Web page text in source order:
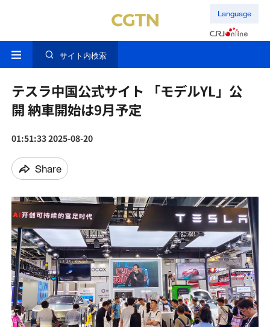
Language
サイト内検索
テスラ中国公式サイト 「モデルYL」公
開 納車開始は9月予定
01:51:33 2025-08-20
Share